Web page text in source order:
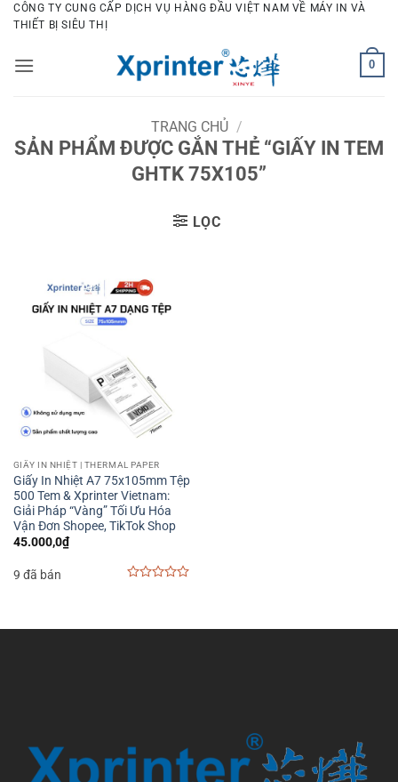
Bỏ
qua
dung
CÔNG TY CUNG CẤP DỊCH VỤ HÀNG ĐẦU VIỆT NAM VỀ MÁY IN VÀ
THIẾT BỊ SIÊU THỊ
0
TRANG CHỦ /
SẢN PHẨM ĐƯỢC GẮN THẺ “GIẤY IN TEM
GHTK 75X105”
LỌC
GIẤY IN NHIỆT | THERMAL PAPER
Giấy In Nhiệt A7 75x105mm Tệp
500 Tem & Xprinter Vietnam:
Giải Pháp “Vàng” Tối Ưu Hóa
Vận Đơn Shopee, TikTok Shop
45.000,0₫
9 đã bán
5